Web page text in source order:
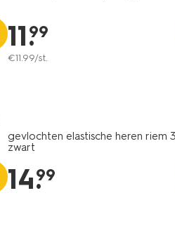
11.
99
€11.99/st.
gevlochten elastische heren riem
zwart
14.
99